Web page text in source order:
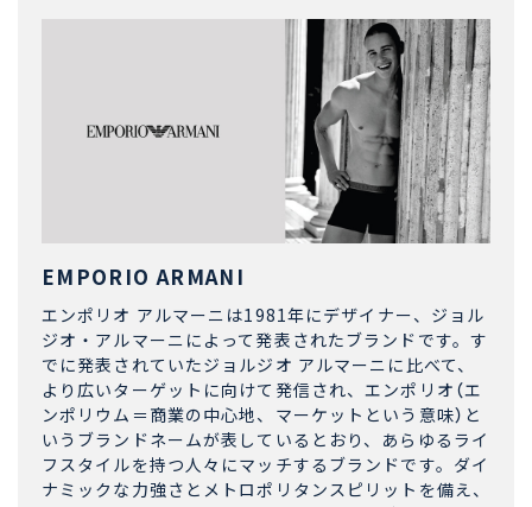
EMPORIO ARMANI
エンポリオ アルマーニは1981年にデザイナー、ジョル
ジオ・アルマーニによって発表されたブランドです。す
でに発表されていたジョルジオ アルマーニに比べて、
より広いターゲットに向けて発信され、エンポリオ（エ
ンポリウム＝商業の中心地、マーケットという意味）と
いうブランドネームが表しているとおり、あらゆるライ
フスタイルを持つ人々にマッチするブランドです。ダイ
ナミックな力強さとメトロポリタンスピリットを備え、